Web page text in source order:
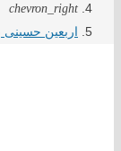
chevron_right
اربعین حسینی